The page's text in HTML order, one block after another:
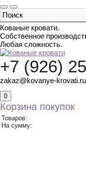
Кованые кровати.
Собственное
Любая сложность.
+7 (926)
zakaz@kovanye-krovati.ru
0
Корзина покупок
Товаров:
На сумму: